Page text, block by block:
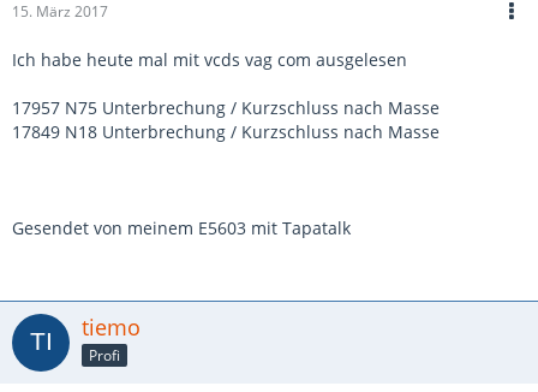
15. März 2017
Ich habe heute mal mit vcds vag com ausgelesen
17957 N75 Unterbrechung / Kurzschluss nach Masse
17849 N18 Unterbrechung / Kurzschluss nach Masse
Gesendet von meinem E5603 mit Tapatalk
tiemo
Profi